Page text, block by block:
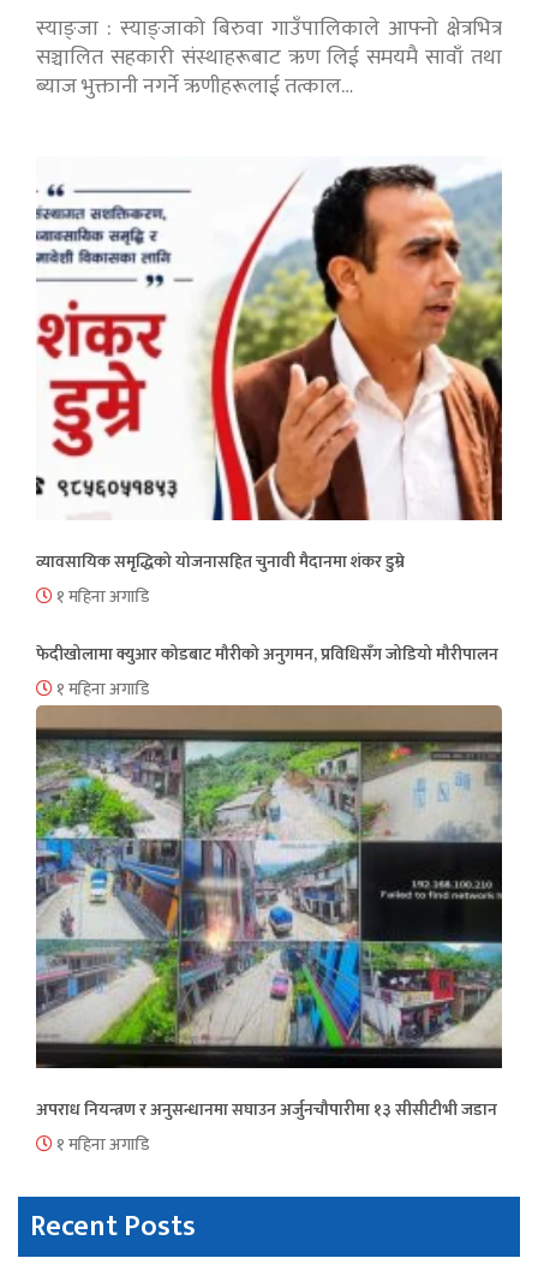
स्याङ्जा : स्याङ्जाको बिरुवा गाउँपालिकाले आफ्नो क्षेत्रभित्र
सञ्चालित सहकारी संस्थाहरूबाट ऋण लिई समयमै सावाँ तथा
ब्याज भुक्तानी नगर्ने ऋणीहरूलाई तत्काल…
व्यावसायिक समृद्धिको योजनासहित चुनावी मैदानमा शंकर डुम्रे
१ महिना अगाडि
फेदीखोलामा क्युआर कोडबाट मौरीको अनुगमन, प्रविधिसँग जोडियो मौरीपालन
१ महिना अगाडि
अपराध नियन्त्रण र अनुसन्धानमा सघाउन अर्जुनचौपारीमा १३ सीसीटीभी जडान
१ महिना अगाडि
Recent Posts